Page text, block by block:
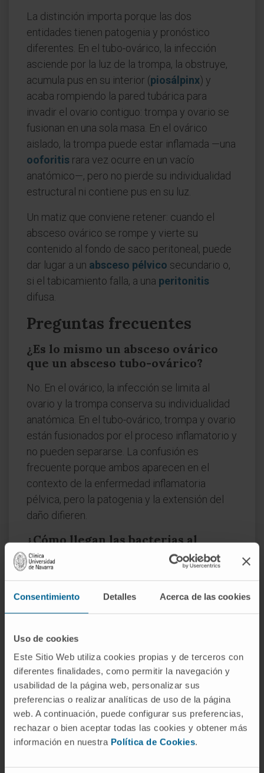
Consentimiento Detalles Acerca de las cookies
Uso de cookies
Este Sitio Web utiliza cookies propias y de terceros con
diferentes finalidades, como permitir la navegación y
usabilidad de la página web, personalizar sus
preferencias o realizar analíticas de uso de la página
web. A continuación, puede configurar sus preferencias,
rechazar o bien aceptar todas las cookies y obtener más
información en nuestra Política de Cookies.
La distinción importa porque las dos
entidades tienen patogenia y pronóstico
diferentes. En el tubo-ovárico, la infección
asciende por la luz de la trompa, la obstruye,
acumula pus en su interior (piosálpinx) y
acaba rompiendo la pared tubárica para
invadir el ovario contiguo: trompa y ovario se
fusionan en una sola masa. En el ovárico
aislado, la trompa puede estar inflamada —una
ooforitis rara vez ocurre en un vacío
anatómico—, pero no pierde su individualidad
estructural ni contiene pus en su luz.
Un matiz que conviene retener: cuando el
absceso ovárico se rompe y vierte su
contenido al fondo de saco peritoneal, puede
dar lugar a un absceso pélvico secundario o,
si el tabicamiento falla, a una peritonitis
difusa.
Preguntas frecuentes
¿Es lo mismo un absceso ovárico
que un absceso tubo-ovárico?
No. En el ovárico, la infección se limita al
ovario y la trompa conserva su individualidad
anatómica. En el tubo-ovárico, trompa y ovario
están fusionados por el proceso inflamatorio y
no pueden separarse. La confusión es
frecuente porque ambos aparecen en el
contexto de la enfermedad inflamatoria
pélvica, pero la patogenia y la extensión del
daño difieren.
¿Cómo llegan las bacterias al
interior del ovario?
La vía más frecuente es la rotura folicular
durante la ovulación. Cada mes, al liberarse el
óvulo, queda una brecha en la superficie del
para colonizar el estroma. Con mucha menos
frecuencia, la infección llega por vía sanguínea
desde un foco lejano.
¿Puede producirse fuera del
contexto de una enfermedad
inflamatoria pélvica?
hematógena puede originar un absceso